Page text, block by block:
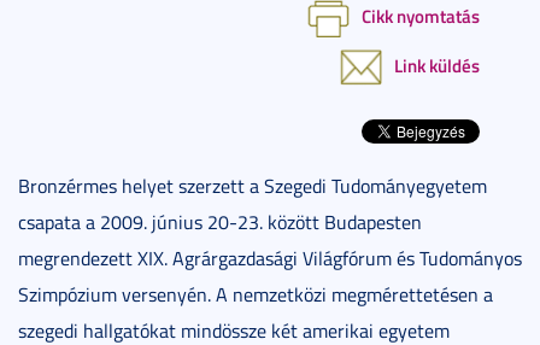
Cikk nyomtatás
Link küldés
Bronzérmes helyet szerzett a Szegedi Tudományegyetem
csapata a 2009. június 20-23. között Budapesten
megrendezett XIX. Agrárgazdasági Világfórum és Tudományos
Szimpózium versenyén. A nemzetközi megmérettetésen a
szegedi hallgatókat mindössze két amerikai egyetem